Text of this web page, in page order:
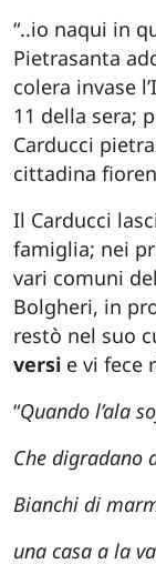
“..io naqui in
Pietrasanta
colera invase
11 della sera;
Carducci
cittadina
Il Carducci
famiglia; nei
vari comuni
Bolgheri, in
restò nel suo
versi e vi fece
“Quando l’ala
Che digradano
Bianchi di
una casa a la